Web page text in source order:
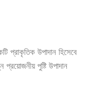
প্রাকৃতিক উপাদান হিসেবে
পুষ্টি উপাদান